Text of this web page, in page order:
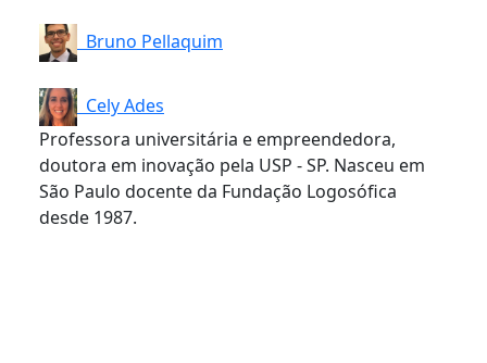
Bruno Pellaquim
Cely Ades
Professora universitária e empreendedora,
doutora em inovação pela USP - SP. Nasceu em
São Paulo docente da Fundação Logosófica
desde 1987.